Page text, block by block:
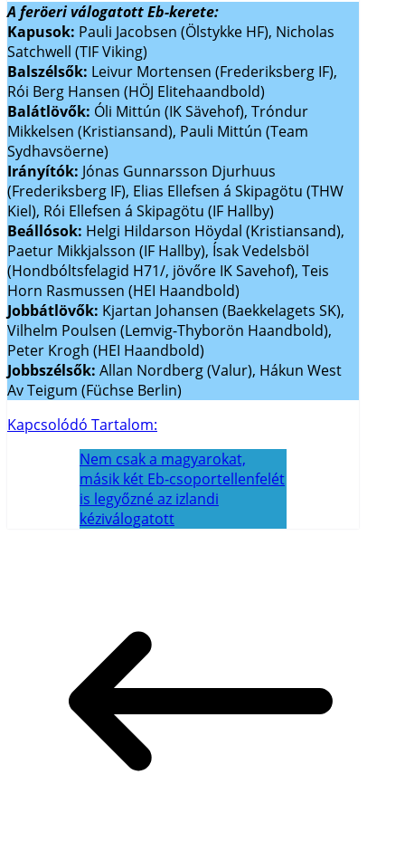
A feröeri válogatott Eb-kerete:
Kapusok: Pauli Jacobsen (Ölstykke HF), Nicholas
Satchwell (TIF Viking)
Balszélsők: Leivur Mortensen (Frederiksberg IF),
Rói Berg Hansen (HÖJ Elitehaandbold)
Balátlövők: Óli Mittún (IK Sävehof), Tróndur
Mikkelsen (Kristiansand), Pauli Mittún (Team
Sydhavsöerne)
Irányítók: Jónas Gunnarsson Djurhuus
(Frederiksberg IF), Elias Ellefsen á Skipagötu (THW
Kiel), Rói Ellefsen á Skipagötu (IF Hallby)
Beállósok: Helgi Hildarson Höydal (Kristiansand),
Paetur Mikkjalsson (IF Hallby), Ísak Vedelsböl
(Hondbóltsfelagid H71/, jövőre IK Savehof), Teis
Horn Rasmussen (HEI Haandbold)
Jobbátlövők: Kjartan Johansen (Baekkelagets SK),
Vilhelm Poulsen (Lemvig-Thyborön Haandbold),
Peter Krogh (HEI Haandbold)
Jobbszélsők: Allan Nordberg (Valur), Hákun West
Av Teigum (Füchse Berlin)
Kapcsolódó Tartalom:
Nem csak a magyarokat,
másik két Eb-csoportellenfelét
is legyőzné az izlandi
kéziválogatott